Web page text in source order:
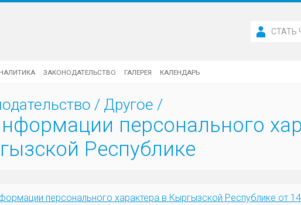
ЗАКОНОДАТЕЛЬСТВО ГАЛЕРЕЯ КАЛЕНДАРЬ
СТАТЬ
/ Другое /
персонального
Республике
персонального характера в Кыргызской Республике от